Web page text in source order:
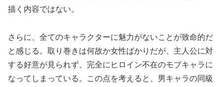
描く内容ではない。
さらに、全てのキャラクターに魅力がないことが致命的だ
と感じる。取り巻きは何故か女性ばかりだが、主人公に対
する好意が見られず、完全にヒロイン不在のモブキャラに
なってしまっている。この点を考えると、男キャラの同級